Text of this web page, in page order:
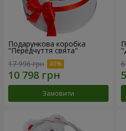
Подарункова коробка
"Передчуття свята"
17 996 грн
Замовити